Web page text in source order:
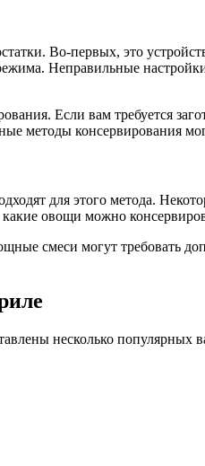
Во-первых, это
Неправильные
Если вам требуется
методы консервирования
для этого метода.
овощи можно
смеси могут требовать
несколько популярных